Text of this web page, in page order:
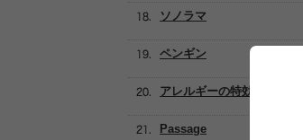
ソノラマ
ペンギン
アレルギーの特効薬 ～
Passage